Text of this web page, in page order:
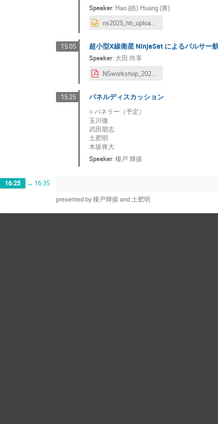
Speaker: Hao (皓) Huang (黄)
ns2025_hh_upload Hao Huang.pptx
15:05 超小型X線衛星 NinjaSat によるパルサー
Speaker: 大田 尚享
NSworkshop_2025_ota Naoyuki Ota.pdf
15:25 パネルディスカッション
○ パネラー（予定）
玉川徹
武田朋志
土肥明
木坂将大
Speaker:榎戸 輝揚
16:25 → 16:35
presented by 榎戸輝揚 and 土肥明